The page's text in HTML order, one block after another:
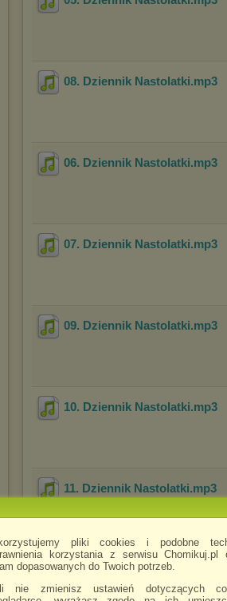
pliki cookies i podobne
korzystania z serwisu Chomikuj.pl
dopasowanych do Twoich potrzeb.
nie zmienisz ustawień dotyczących
08. Dziennik Nastolatki.mp3
06. Dziennik Nastolatki.mp3
07. Dziennik Nastolatki.mp3
09. Dziennik Nastolatki.mp3
10. Dziennik Nastolatki.mp3
11. Dziennik Nastolatki.mp3
12. Dziennik Nastolatki